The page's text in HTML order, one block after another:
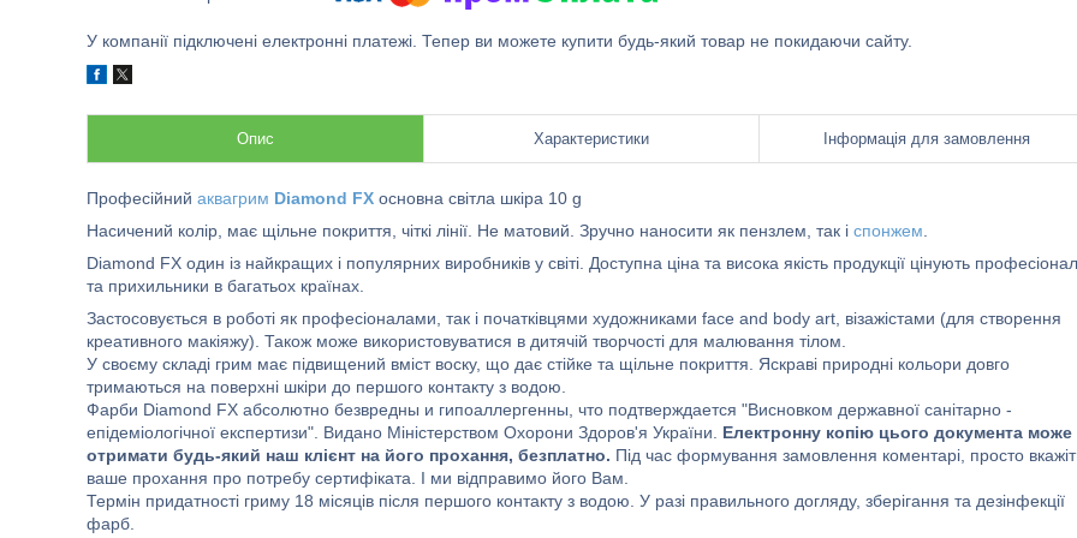
У компанії підключені електронні платежі. Тепер ви можете купити будь-який товар не покидаючи сайту.
Опис Характеристики Інформація для замовлення
Професійний аквагрим Diamond FX основна світла шкіра 10 g
Насичений колір, має щільне покриття, чіткі лінії. Не матовий. Зручно наносити як пензлем, так і спонжем
Diamond FX один із найкращих і популярних виробників у світі. Доступна ціна та висока якість продукції цінують
та прихильники в багатьох країнах.
Застосовується в роботі як професіоналами, так і початківцями художниками face and body art, візажістами (для створення
креативного макіяжу). Також може використовуватися в дитячій творчості для малювання тілом.
У своєму складі грим має підвищений вміст воску, що дає стійке та щільне покриття. Яскраві природні кольори довго
тримаються на поверхні шкіри до першого контакту з водою.
Фарби Diamond FX абсолютно безвредны и гипоаллергенны, что подтверждается "Висновком державної санітарно -
епідеміологічної експертизи". Видано Міністерством Охорони Здоров'я України. Електронну копію цього документа може
отримати будь-який наш клієнт на його прохання, безплатно. Під час формування замовлення коментарі, просто
ваше прохання про потребу сертифіката. І ми відправимо його Вам.
Термін придатності гриму 18 місяців після першого контакту з водою. У разі правильного догляду, зберігання та дезінфекції
фарб.